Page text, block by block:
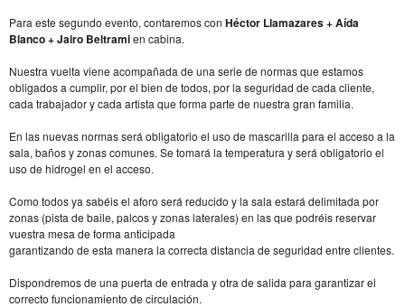
Para este segundo evento, contaremos con Héctor Llamazares + Aída
Blanco + Jairo Beltrami en cabina.
Nuestra vuelta viene acompañada de una serie de normas que estamos
obligados a cumplir, por el bien de todos, por la seguridad de cada cliente,
cada trabajador y cada artista que forma parte de nuestra gran familia.
En las nuevas normas será obligatorio el uso de mascarilla para el acceso a la
sala, baños y zonas comunes. Se tomará la temperatura y será obligatorio el
uso de hidrogel en el acceso.
Como todos ya sabéis el aforo será reducido y la sala estará delimitada por
zonas (pista de baile, palcos y zonas laterales) en las que podréis reservar
vuestra mesa de forma anticipada
garantizando de esta manera la correcta distancia de seguridad entre clientes.
Dispondremos de una puerta de entrada y otra de salida para garantizar el
correcto funcionamiento de circulación.